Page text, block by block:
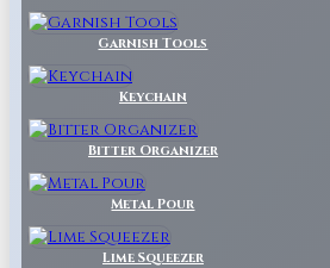
Garnish Tools
Keychain
Bitter Organizer
Metal Pour
Lime Squeezer